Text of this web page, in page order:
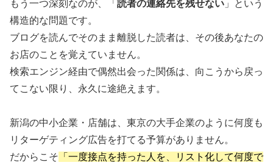
もう一つ深刻なのが、「 読者の連絡先を残せない 」という
構造的な問題です。
ブログを読んでそのまま離脱した読者は、その後あなたの
お店のことを覚えていません。
検索エンジン経由で偶然出会った関係は、向こうから戻っ
てこない限り、永久に途絶えます。
新潟の中小企業・店舗は、東京の大手企業のように何度も
リターゲティング広告を打てる予算がありません。
だからこそ 「一度接点を持った人を、リスト化して何度で